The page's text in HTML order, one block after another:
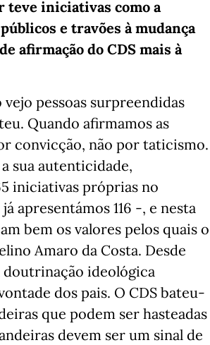
teve iniciativas como a
e travões à mudança
afirmação do CDS mais à
vejo pessoas surpreendidas
Quando afirmamos as
convicção, não por taticismo.
sua autenticidade,
iniciativas próprias no
apresentámos 116 -, e nesta
bem os valores pelos quais o
Amaro da Costa. Desde
doutrinação ideológica
dos pais. O CDS bateu-
que podem ser hasteadas
devem ser um sinal de